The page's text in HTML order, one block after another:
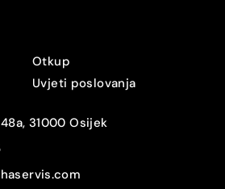
Otkup
Uvjeti poslovanja
31000 Osijek